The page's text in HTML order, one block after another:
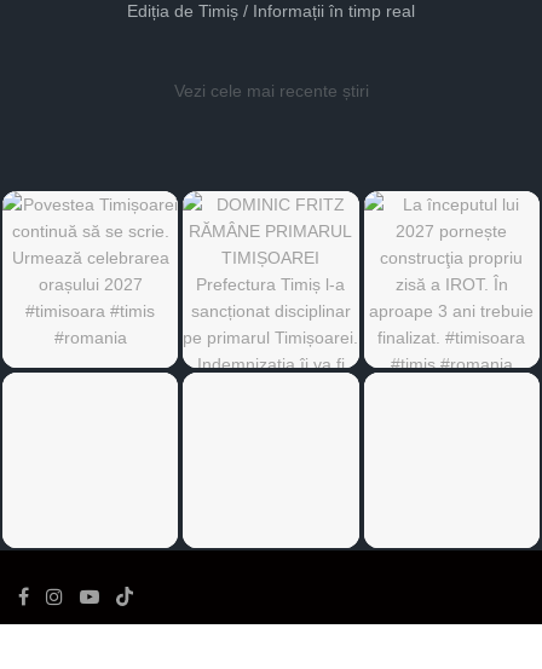
Ediția de Timiș / Informații în timp real
Vezi cele mai recente știri